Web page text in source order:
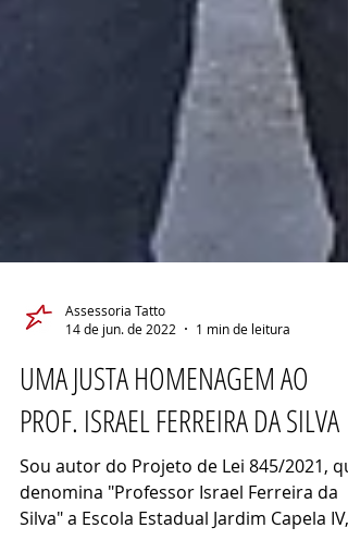
14 de jun. de 2022
1 min de leitura
UMA JUSTA HOMENAGEM AO
PROF. ISRAEL FERREIRA DA SILVA
Sou autor do Projeto de Lei 845/2021,
denomina "Professor Israel Ferreira da